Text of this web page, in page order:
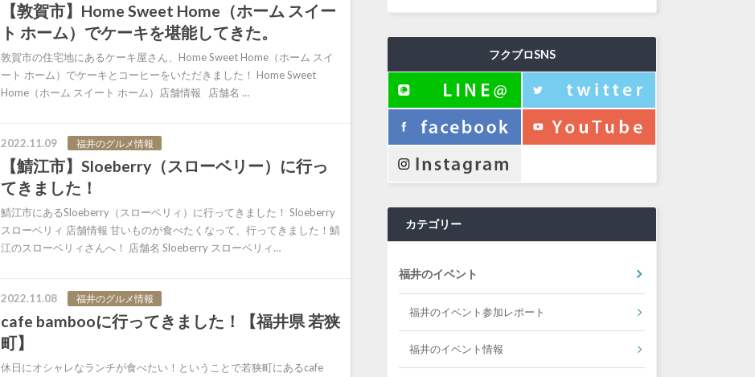
【敦賀市】Home Sweet Home（ホーム スイー
ト ホーム）でケーキを堪能してきた。
敦賀市の住宅地にあるケーキ屋さん、Home Sweet Home（ホーム スイ
ート ホーム）でケーキとコーヒーをいただきました！ Home Sweet
Home（ホーム スイート ホーム）店舗情報 店舗名 …
2022.11.09 福井のグルメ情報
【鯖江市】Sloeberry（スローベリー）に行っ
てきました！
鯖江市にあるSloeberry（スローベリィ）に行ってきました！ Sloeberry
スローベリィ 店舗情報 甘いものが食べたくなって、行ってきました！鯖
江のスローベリィさんへ！ 店舗名 Sloeberry スローベリィ…
2022.11.08 福井のグルメ情報
cafe bambooに行ってきました！【福井県 若狭
町】
休日にオシャレなランチが食べたい！ということで若狭町にあるcafe
フクブロSNS
カテゴリー
福井のイベント
福井のイベント参加レポート
福井のイベント情報